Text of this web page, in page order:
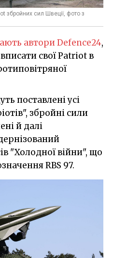
збройних сил Швеції, фото з
автори Defence24,
свої Patriot в
поставлені усі
збройні сили
й далі
"Холодної війни", що
RBS 97.